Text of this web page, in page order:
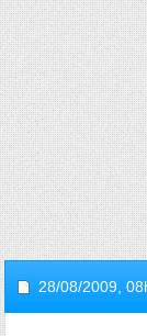
28/08/2009,